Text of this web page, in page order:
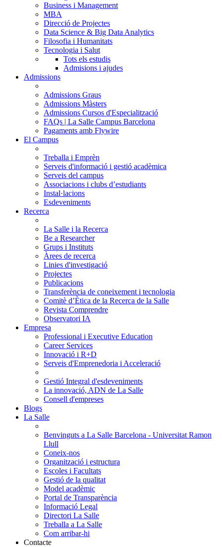
Business i Management
MBA
Direcció de Projectes
Data Science & Big Data Analytics
Filosofia i Humanitats
Tecnologia i Salut
Tots els estudis
Admisions i ajudes
Admissions
Admissions Graus
Admissions Màsters
Admissions Cursos d'Especialització
FAQs | La Salle Campus Barcelona
Pagaments amb Flywire
El Campus
Treballa i Emprèn
Serveis d'informació i gestió acadèmica
Serveis del campus
Associacions i clubs d’estudiants
Instal·lacions
Esdeveniments
Recerca
La Salle i la Recerca
Be a Researcher
Grups i Instituts
Àrees de recerca
Linies d'investigació
Projectes
Publicacions
Transferència de coneixement i tecnologia
Comitè d’Ètica de la Recerca de la Salle
Revista Comprendre
Observatori IA
Empresa
Professional i Executive Education
Career Services
Innovació i R+D
Serveis d'Emprenedoria i Acceleració
Gestió Integral d'esdeveniments
La innovació, ADN de La Salle
Consell d'empreses
Blogs
La Salle
Benvinguts a La Salle Barcelona - Universitat Ramon
Llull
Coneix-nos
Organització i estructura
Escoles i Facultats
Gestió de la qualitat
Model acadèmic
Portal de Transparència
Informació Legal
Directori La Salle
Treballa a La Salle
Com arribar-hi
Contacte